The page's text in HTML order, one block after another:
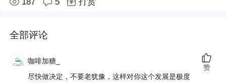
187 5 打赏
全部评论
咖啡加糖_
尽快做决定，不要老犹豫，这样对你这个发展是极度
赞